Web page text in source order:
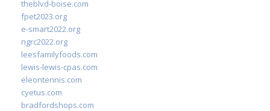
theblvd-boise.com
fpet2023.org
e-smart2022.org
ngrc2022.org
leesfamilyfoods.com
lewis-lewis-cpas.com
eleontennis.com
cyetus.com
bradfordshops.com